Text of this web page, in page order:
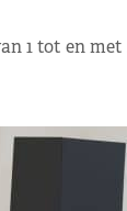
1 tot en